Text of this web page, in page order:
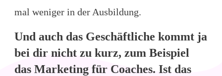
mal weniger in der Ausbildung.
Und auch das Geschäftliche kommt ja
bei dir nicht zu kurz, zum Beispiel
das Marketing für Coaches. Ist das